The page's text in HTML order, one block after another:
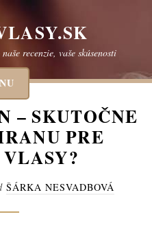
recenzie, vaše skúsenosti
– SKUTOČNE
PRE
ŠÁRKA NESVADBOVÁ